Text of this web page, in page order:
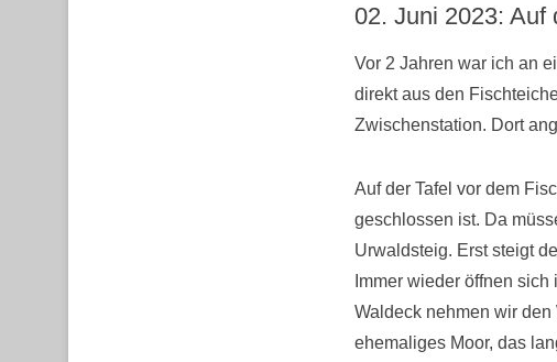
02. Juni 2023: Auf
Vor 2 Jahren war ich an
direkt aus den
Zwischenstation. Dort
Auf der Tafel vor dem
geschlossen ist. Da
Urwaldsteig. Erst steigt
Immer wieder öffnen
Waldeck nehmen wir
ehemaliges Moor, das